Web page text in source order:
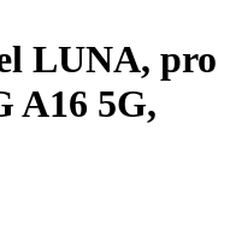
LUNA, pro
A16 5G,